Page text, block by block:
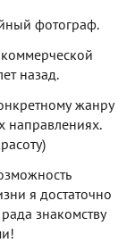
фотограф.
назад.
жанру
направлениях.
я достаточно
знакомству